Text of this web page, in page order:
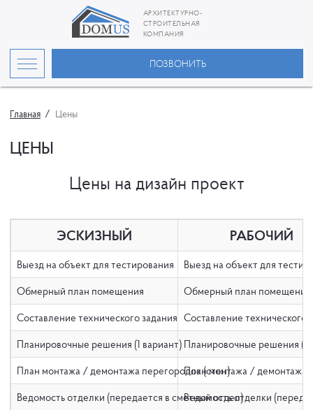
АРХИТЕКТУРНО-
СТРОИТЕЛЬНАЯ
КОМПАНИЯ
ПОЗВОНИТЬ
Главная Цены
ЦЕНЫ
Цены на дизайн проект
ЭСКИЗНЫЙ РАБОЧИЙ
Выезд на объект для тестирования
Выезд на объект для
Обмерный план помещения
Обмерный план помещения
Составление технического задания Составление технического
Планировочные решения (1 вариант) Планировочные решения (2-
План монтажа / демонтажа перегородок (стен)План монтажа / демонтажа
Ведомость отделки (передается в сметный отдел)
Ведомость отделки